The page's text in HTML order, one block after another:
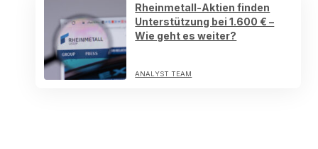
Rheinmetall-Aktien finden
Unterstützung bei 1.600 € –
Wie geht es weiter?
ANALYST TEAM